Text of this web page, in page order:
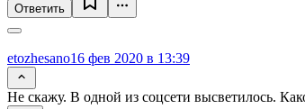
Ответить
etozhesano16 фев 2020 в 13:39
Не скажу. В одной из соцсети высветилось.